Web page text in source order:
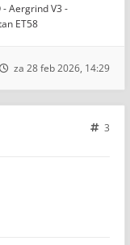
- Aergrind V3 -
ET58
za 28 feb 2026, 14:29
3